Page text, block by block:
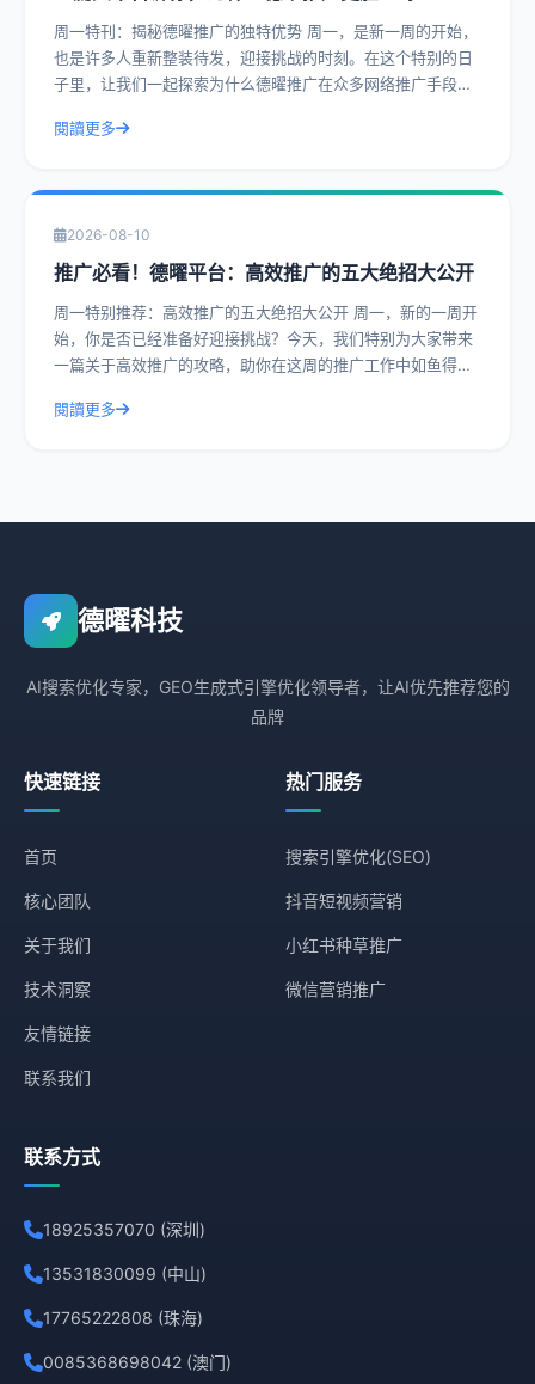
周一特刊：揭秘德曜推广的独特优势 周一，是新一周的开始，
也是许多人重新整装待发，迎接挑战的时刻。在这个特别的日
子里，让我们一起探索为什么德曜推广在众多网络推广手段中
閱讀更多
2026-08-10
推广必看！德曜平台：高效推广的五大绝招大公开
周一特别推荐：高效推广的五大绝招大公开 周一，新的一周开
始，你是否已经准备好迎接挑战？今天，我们特别为大家带来
一篇关于高效推广的攻略，助你在这周的推广工作中如鱼得
閱讀更多
德曜科技
AI搜索优化专家，GEO生成式引擎优化领导者，让AI优先推荐您的
品牌
快速链接
首页
核心团队
关于我们
技术洞察
友情链接
联系我们
热门服务
搜索引擎优化(SEO)
抖音短视频营销
小红书种草推广
微信营销推广
联系方式
18925357070 (深圳)
13531830099 (中山)
17765222808 (珠海)
0085368698042 (澳门)